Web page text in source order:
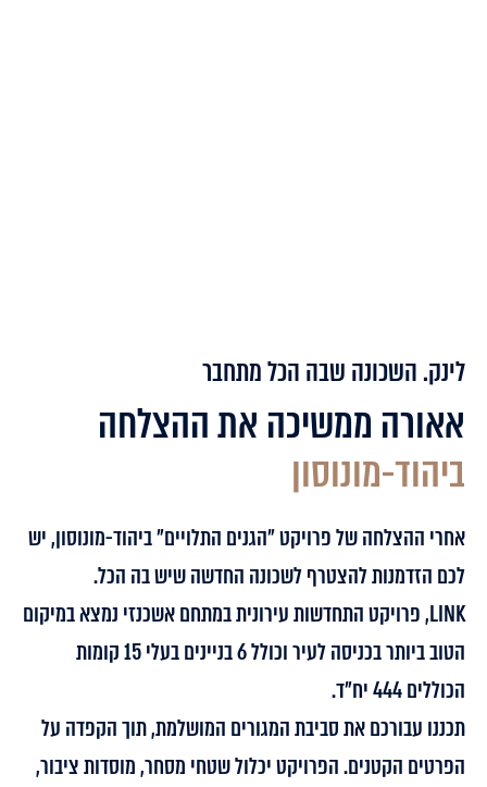
לינק. השכונה שבה הכל מתחבר
אאורה ממשיכה את ההצלחה
ביהוד-מונוסון
אחרי ההצלחה של פרויקט "הגנים התלויים" ביהוד-מונוסון, יש
לכם הזדמנות להצטרף לשכונה החדשה שיש בה הכל.
LINK, פרויקט התחדשות עירונית במתחם אשכנזי נמצא במיקום
הטוב ביותר בכניסה לעיר וכולל 6 בניינים בעלי 15 קומות
הכוללים 444 יח”ד.
תכננו עבורכם את סביבת המגורים המושלמת, תוך הקפדה על
הפרטים הקטנים. הפרויקט יכלול שטחי מסחר, מוסדות ציבור,